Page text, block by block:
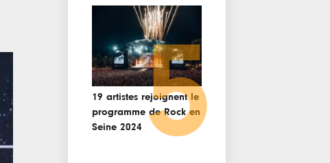
19 artistes rejoignent le
programme de Rock en
Seine 2024 5